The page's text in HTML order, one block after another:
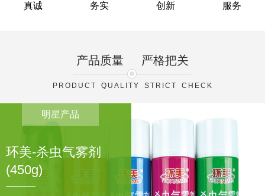
真诚 务实 创新 服务
产品质量 严格把关
PRODUCT QUALITY STRICT CHECK
明星产品
环美-杀虫气雾剂
(450g)